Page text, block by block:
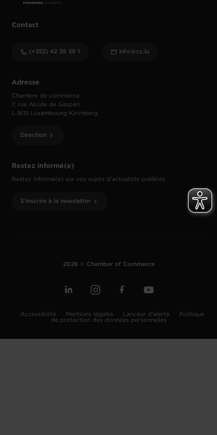
Restez informé(e)
Restez informé(e) sur vos sujets d’actualités préférés.
S'inscrire à la newsletter
Adresse
Chambre de commerce
7, rue Alcide de Gasperi
L-1615 Luxembourg-Kirchberg
Direction
Contact
(+352) 42 39 39 1 info@cc.lu
2026 © Chamber of Commerce
Accessibilité Mentions légales Lanceur d'alerte
Politique
de protection des données personnelles